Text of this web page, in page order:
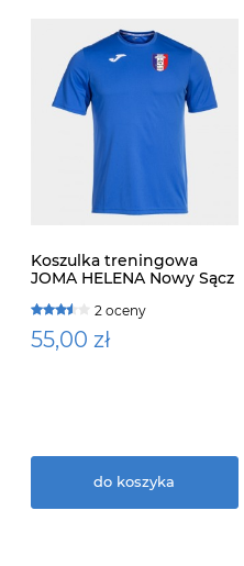
Koszulka treningowa
JOMA HELENA Nowy Sącz
2 oceny
55,00 zł
do koszyka